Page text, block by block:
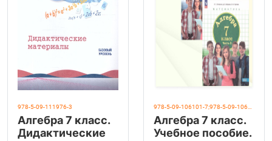
978-5-09-111976-3
Алгебра 7 класс.
Дидактические
Алгебра 7 класс.
Учебное пособие.